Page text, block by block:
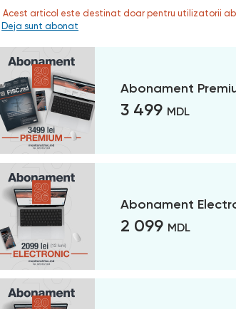
Acest articol este destinat doar pentru utilizatorii
Deja sunt abonat
Abonament
3 499 MDL
Abonament
2 099 MDL